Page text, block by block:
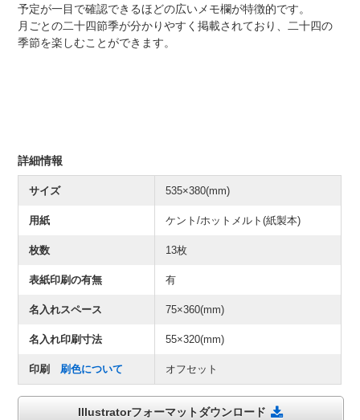
予定が一目で確認できるほどの広いメモ欄が特徴的です。
月ごとの二十四節季が分かりやすく掲載されており、二十四の
季節を楽しむことができます。
詳細情報
サイズ 535×380(mm)
用紙 ケント/ホットメルト(紙製本)
枚数 13枚
表紙印刷の有無 有
名入れスペース 75×360(mm)
名入れ印刷寸法 55×320(mm)
印刷刷色について オフセット
Illustratorフォーマットダウンロード